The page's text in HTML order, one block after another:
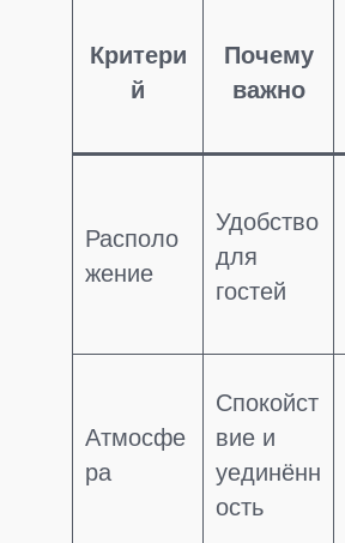
Критери
й
Почему
важно
Располо
жение
Удобство
для
гостей
Атмосфе
ра
Спокойст
вие и
уединённ
ость